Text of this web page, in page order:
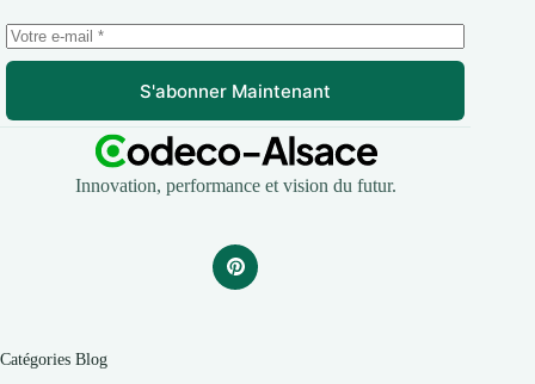
S'abonner Maintenant
Innovation, performance et vision du futur.
Catégories Blog